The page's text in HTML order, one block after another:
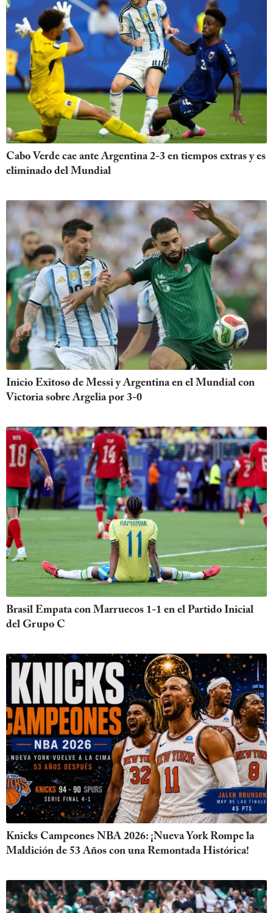
Cabo Verde cae ante Argentina 2-3 en tiempos extras y es
eliminado del Mundial
Inicio Exitoso de Messi y Argentina en el Mundial con
Victoria sobre Argelia por 3-0
Brasil Empata con Marruecos 1-1 en el Partido Inicial
del Grupo C
Knicks Campeones NBA 2026: ¡Nueva York Rompe la
Maldición de 53 Años con una Remontada Histórica!